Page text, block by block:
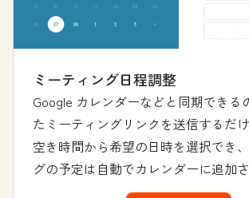
ミーティング日程調整
Google カレンダーなどと同期できる
たミーティングリンクを送信するだ
空き時間から希望の日時を選択でき
グの予定は自動でカレンダーに追加さ